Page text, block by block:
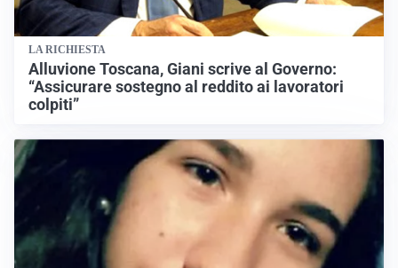
LA RICHIESTA
Alluvione Toscana, Giani scrive al Governo:
“Assicurare sostegno al reddito ai lavoratori
colpiti”